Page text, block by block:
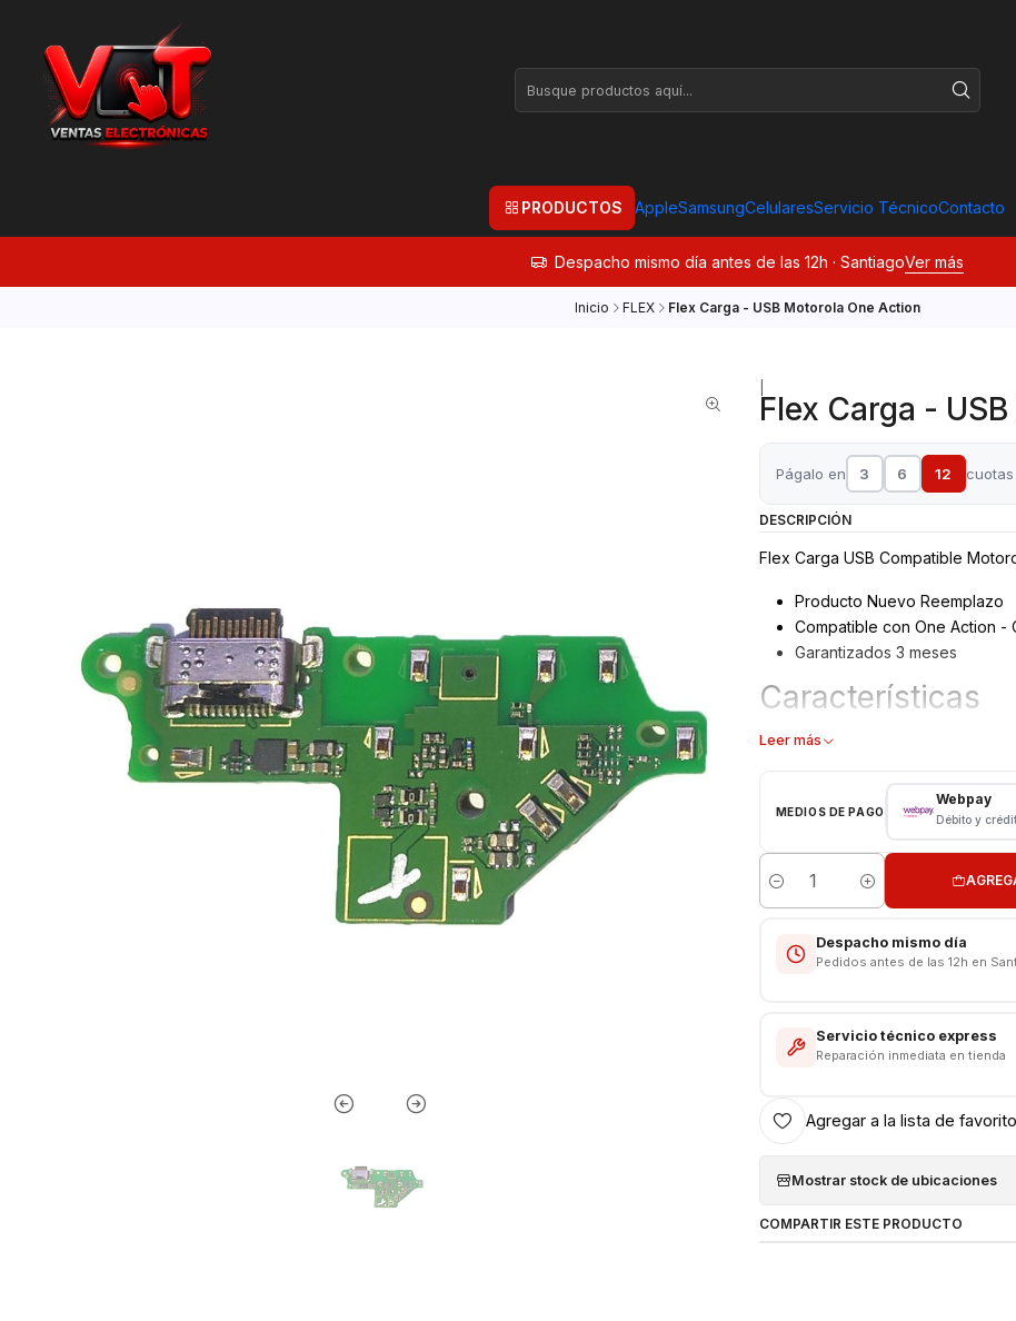
PRODUCTOS AppleSamsungCelularesServicio TécnicoContacto
Despacho mismo día antes de las 12h · SantiagoVer más
Inicio FLEX Flex Carga - USB Motorola One Action
Flex Carga -
Págalo en 3 6 12
DESCRIPCIÓN
Flex Carga USB Compatible
Producto Nuevo Reemplazo
Compatible con One Action -
Garantizados 3 meses
Características
Flex carga - Puerto USB
CONSULTE POR INSTALACIÓN EN
Somos VENTAS ELECTRONICAS
Leer más
MEDIOS DE PAGO
Webpay
Débito y
Cantidad
Despacho mismo día
Pedidos antes de las 12h en
Servicio técnico express
Reparación inmediata en tienda
Agregar a la lista de
Mostrar stock de ubicaciones
COMPARTIR ESTE PRODUCTO